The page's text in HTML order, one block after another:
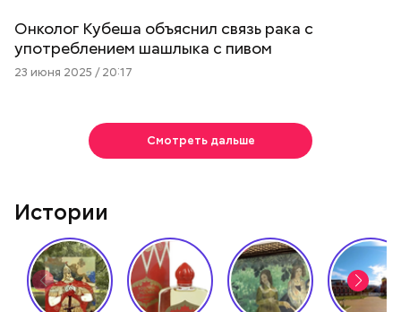
Онколог Кубеша объяснил связь рака с
употреблением шашлыка с пивом
23 июня 2025 / 20:17
Смотреть дальше
Истории